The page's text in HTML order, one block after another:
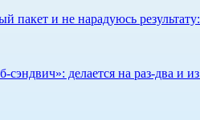
пакет и не нарадуюсь
делается на раз-два и